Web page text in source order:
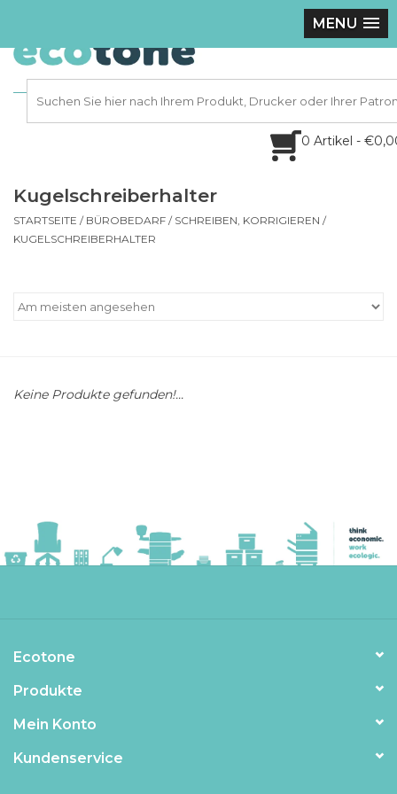
MENU
0 Artikel -
Kugelschreiberhalter
STARTSEITE / BÜROBEDARF / SCHREIBEN, KORRIGIEREN /
KUGELSCHREIBERHALTER
Keine Produkte gefunden!...
Ecotone
Produkte
Mein Konto
Kundenservice